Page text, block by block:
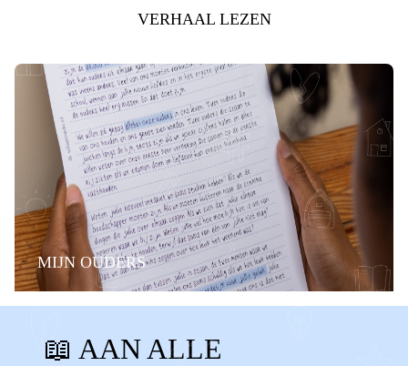
VERHAAL LEZEN
MIJN OUDERS
BELANGRIJKE MOMENTEN FAMILIE
STIEFOUDERS ALLEEN
📖 AAN ALLE